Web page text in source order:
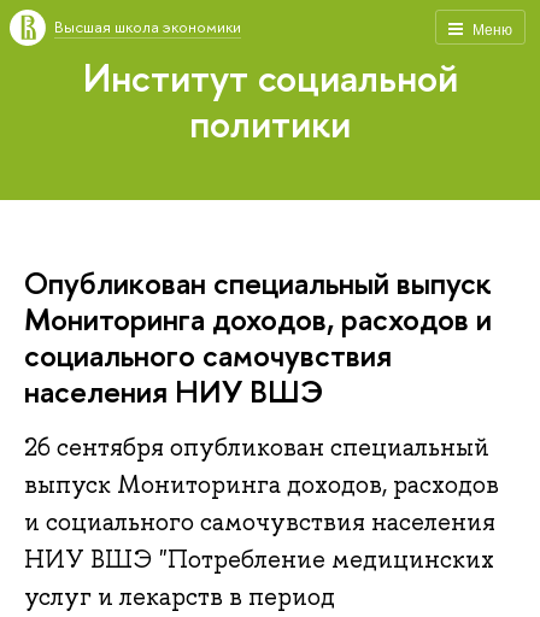
Меню
Высшая школа экономики
Институт социальной
политики
Опубликован специальный выпуск
Мониторинга доходов, расходов и
социального самочувствия
населения НИУ ВШЭ
26 сентября опубликован специальный
выпуск Мониторинга доходов, расходов
и социального самочувствия населения
НИУ ВШЭ "Потребление медицинских
услуг и лекарств в период